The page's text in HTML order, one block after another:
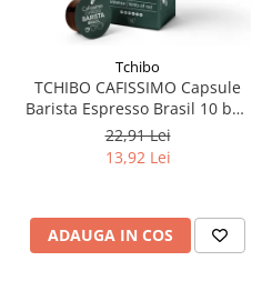
Tchibo
TCHIBO CAFISSIMO Capsule
Barista Espresso Brasil 10 buc
80g (27.10.2026)
22,91 Lei
13,92 Lei
ADAUGA IN COS